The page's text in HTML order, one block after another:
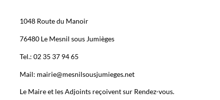
1048 Route du Manoir
76480 Le Mesnil sous Jumièges
Tel.: 02 35 37 94 65
Mail: mairie@mesnilsousjumieges.net
Le Maire et les Adjoints reçoivent sur Rendez-vous.